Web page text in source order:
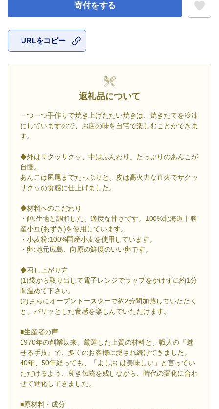
寄付をする
URLをコピー
返礼品について
一つ一つ手作りで焼き上げたたい焼きは、焼きたてを冷凍
にしていますので、お店の味を自宅で楽しむことができま
す。
◆外はサクッサクッ、中はふんわり。たっぷりのあんこが
自慢。
あんこは尻尾までたっぷりと、皮は高火力な直火でサクッ
サクッの食感に仕上げました。
◆材料へのこだわり
・餡:生地と調和した、適度な甘さです。100%北海道十勝
産小豆(あずき)を使用しています。
・小麦粉:100%国産小麦を使用しています。
・卵:地元広島、向原の鮮度のいい卵です。
◆召し上がり方
(1)袋から取り出して電子レンジでラップをかけずに約1分
間温めて下さい。
(2)さらにオーブントースターで約2分間加熱していただく
と、パリッとした食感を楽しんでいただけます。
■生産者の声
1970年の創業以来、厳選した上質の材料と、職人の『魅
せる手技』で、多くのお客様に愛され続けてきました。
40年、50年経っても、「よしお は美味しい」と言ってい
ただけるよう、良き伝統を残しながら、時代の変化に合わ
せて進化してきました。
■原材料・成分